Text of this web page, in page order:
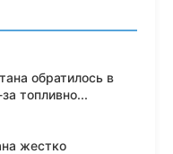
обратилось в
топливно...
жестко